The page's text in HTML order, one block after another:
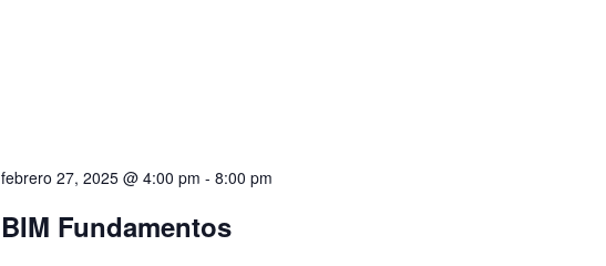
febrero 27, 2025 @ 4:00 pm -8:00 pm
BIM Fundamentos